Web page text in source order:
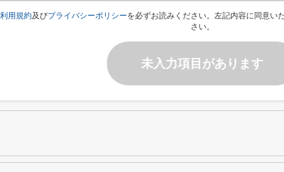
利用規約及びプライバシーポリシーを必ずお読みください。左記内容に同意い
さい。
未入力項目があります